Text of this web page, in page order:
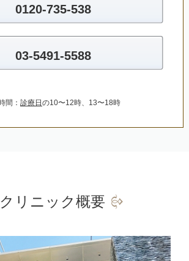
0120-735-538
03-5491-5588
間： 診療日 の10〜12時、13〜18時
クリニック概要